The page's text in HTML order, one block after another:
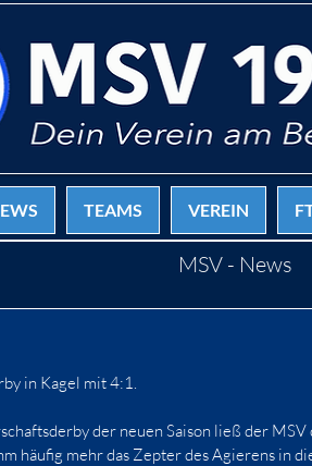
TEAMS VEREIN
MSV - News
in Kagel mit 4:1.
der neuen Saison ließ der MSV
häufig mehr das Zepter des Agierens in